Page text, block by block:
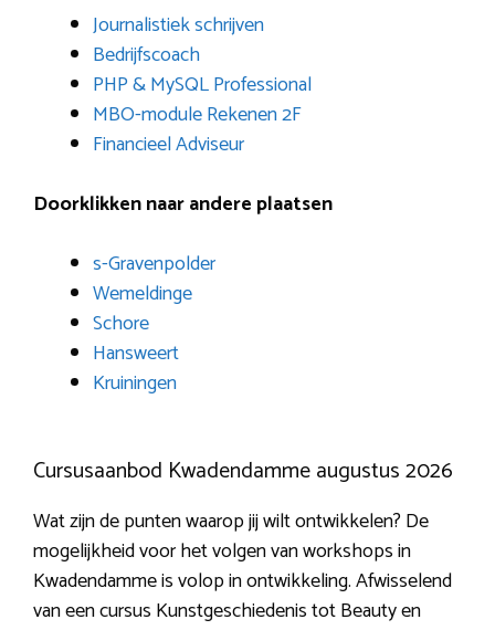
Journalistiek schrijven
Bedrijfscoach
PHP & MySQL Professional
MBO-module Rekenen 2F
Financieel Adviseur
Doorklikken naar andere plaatsen
s-Gravenpolder
Wemeldinge
Schore
Hansweert
Kruiningen
Cursusaanbod Kwadendamme augustus 2026
Wat zijn de punten waarop jij wilt ontwikkelen? De
mogelijkheid voor het volgen van workshops in
Kwadendamme is volop in ontwikkeling. Afwisselend
van een cursus Kunstgeschiedenis tot Beauty en